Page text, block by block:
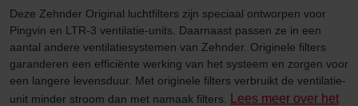
Deze Zehnder Original luchtfilters zijn speciaal ontworpen voor
Pingvin en LTR-3 ventilatie-units. Daarnaast passen ze in een
aantal andere ventilatiesystemen van Zehnder. Originele filters
garanderen een efficiënte werking van het systeem en zorgen voor
een langere levensduur. Met originele filters verbruikt de ventilatie-
unit minder stroom dan met namaak filters.
Lees meer over het